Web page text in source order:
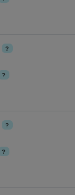
?
?
?
?